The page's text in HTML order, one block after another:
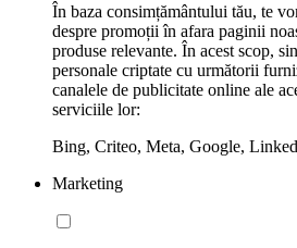
În baza consimțământului tău, te
despre promoții în afara paginii
produse relevante. În acest scop,
personale criptate cu următorii
canalele de publicitate online ale
serviciile lor:
Bing, Criteo, Meta, Google,
Marketing